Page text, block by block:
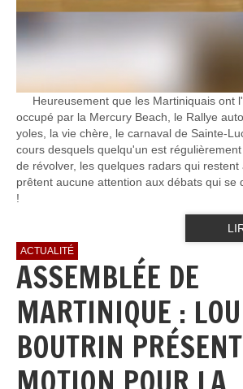
Heureusement que les Martiniquais ont
occupé par la Mercury Beach, le Rallye
yoles, la vie chère, le carnaval de Sainte-
cours desquels quelqu'un est
de révolver, les quelques radars qui
prêtent aucune attention aux débats qui se
!
ACTUALITÉ
ASSEMBLÉE DE
MARTINIQUE :
BOUTRIN